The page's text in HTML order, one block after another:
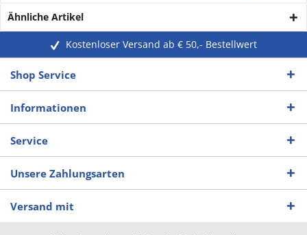
Ähnliche Artikel
Kostenloser Versand ab € 50,- Bestellwert
Shop Service
Informationen
Service
Unsere Zahlungsarten
Versand mit